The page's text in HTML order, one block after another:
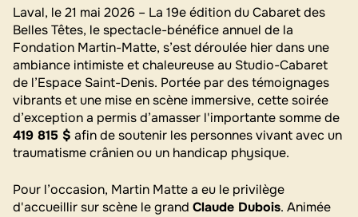
Laval, le 21 mai 2026 – La 19e édition du Cabaret des
Belles Têtes, le spectacle-bénéfice annuel de la
Fondation Martin-Matte, s’est déroulée hier dans une
ambiance intimiste et chaleureuse au Studio-Cabaret
de l’Espace Saint-Denis. Portée par des témoignages
vibrants et une mise en scène immersive, cette soirée
d’exception a permis d’amasser l'importante somme de
419 815 $ afin de soutenir les personnes vivant avec un
traumatisme crânien ou un handicap physique.
Pour l’occasion, Martin Matte a eu le privilège
d'accueillir sur scène le grand Claude Dubois. Animée